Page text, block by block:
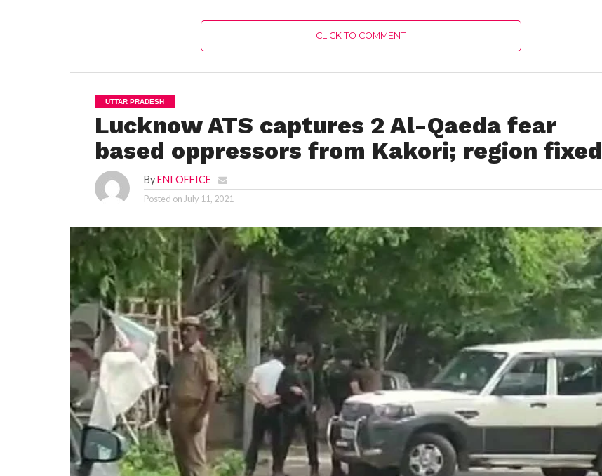
CLICK TO COMMENT
UTTAR PRADESH
Lucknow ATS captures 2 Al-Qaeda fear
based oppressors from Kakori; region fixed
ByENI OFFICE
Posted onJuly 11, 2021